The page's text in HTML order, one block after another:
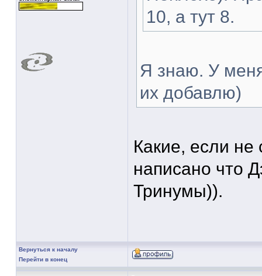
10, а тут 8.
Я знаю. У
их добавлю)
Какие, если не
написано что
Тринумы)).
Вернуться к началу
Перейти в конец